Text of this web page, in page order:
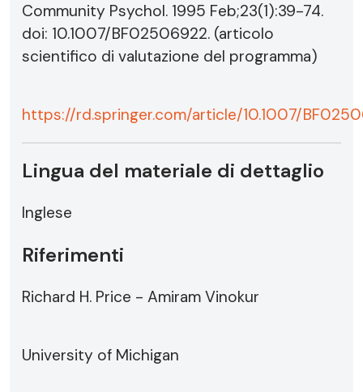
Community Psychol. 1995 Feb;23(1):39-74.
doi: 10.1007/BF02506922. (articolo
scientifico di valutazione del programma)
https://rd.springer.com/article/10.1007/
Lingua del materiale di dettaglio
Inglese
Riferimenti
Richard H. Price - Amiram Vinokur
University of Michigan